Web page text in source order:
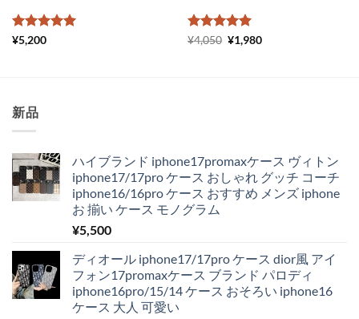
5段階中
¥5,200 5段階中5の
¥4,050 元
¥1,980現
新品
ハイブランド iphone17promaxケース ヴィトン
iphone17/17pro ケース おしゃれ グッチ コーチ
iphone16/16pro ケース おすすめ メンズ iphone
お 揃い ケース モノグラム
¥5,500
ディオール iphone17/17pro ケース dior風 アイ
フォン17promaxケース ブランド パロディ
iphone16pro/15/14 ケース おそろい iphone16
ケース 大人 可愛い